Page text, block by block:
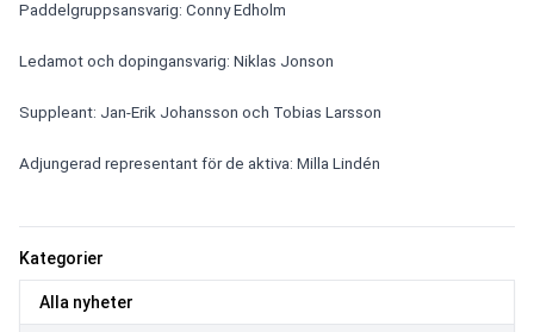
Kategorier
Alla nyheter
Paddelgruppsansvarig: Conny Edholm
Ledamot och dopingansvarig: Niklas Jonson
Suppleant: Jan-Erik Johansson och Tobias Larsson
Adjungerad representant för de aktiva: Milla Lindén